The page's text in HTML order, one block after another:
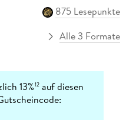
875 Lesepunkte
Alle 3 Formate
13%12 auf diesen